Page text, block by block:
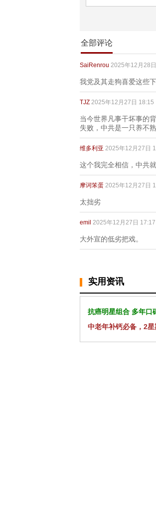
全部评论
SaiRenrou 2025年12月28
我党及其走狗喜爱这些
TJZ 2025年12月27日 18:15
当今世界凡事干坏事的
失败，中共是一只养不熟
维多利亚 2025年12月27日
这个我完全相信，中共
摩诃笨蛋 2025年12月27日
太拙劣
emil 2025年12月27日 17:17
大外宣的低劣把戏。
实用资讯
抗癌明星组合 多年口
中老年补钙必备，2